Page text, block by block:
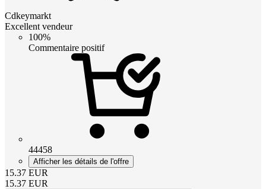
Cdkeymarkt
Excellent vendeur
100%
Commentaire positif
44458
Afficher les détails de l'offre
15.37 EUR
15.37 EUR